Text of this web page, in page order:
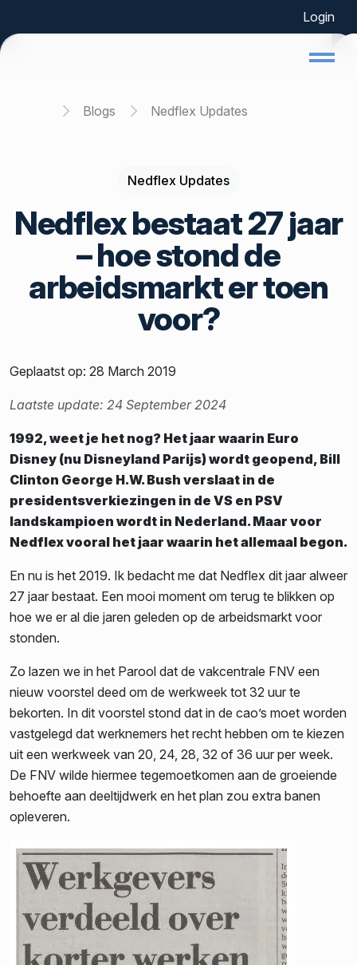
Login
Home Blogs Nedflex Updates
Nedflex Updates
Nedflex bestaat 27 jaar
– hoe stond de
arbeidsmarkt er toen
voor?
Geplaatst op: 28 March 2019
Laatste update: 24 September 2024
1992, weet je het nog? Het jaar waarin Euro
Disney (nu Disneyland Parijs) wordt geopend, Bill
Clinton George H.W. Bush verslaat in de
presidentsverkiezingen in de VS en PSV
landskampioen wordt in Nederland. Maar voor
Nedflex vooral het jaar waarin het allemaal begon.
En nu is het 2019. Ik bedacht me dat Nedflex dit jaar alweer
27 jaar bestaat. Een mooi moment om terug te blikken op
hoe we er al die jaren geleden op de arbeidsmarkt voor
stonden.
Zo lazen we in het Parool dat de vakcentrale FNV een
nieuw voorstel deed om de werkweek tot 32 uur te
bekorten. In dit voorstel stond dat in de cao’s moet worden
vastgelegd dat werknemers het recht hebben om te kiezen
uit een werkweek van 20, 24, 28, 32 of 36 uur per week.
De FNV wilde hiermee tegemoetkomen aan de groeiende
behoefte aan deeltijdwerk en het plan zou extra banen
opleveren.